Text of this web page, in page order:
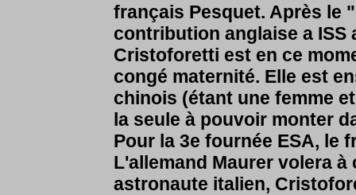
français Pesquet. Après le
contribution anglaise a ISS
Cristoforetti est en ce
congé maternité. Elle est
chinois (étant une femme
la seule à pouvoir monter
Pour la 3e fournée ESA, le
L'allemand Maurer volera
astronaute italien,